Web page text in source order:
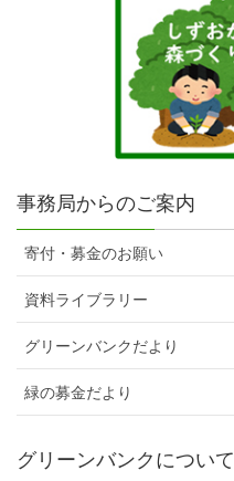
事務局からのご案内
寄付・募金のお願い
資料ライブラリー
グリーンバンクだより
緑の募金だより
グリーンバンクについて